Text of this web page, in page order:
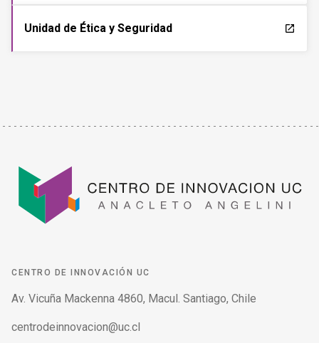
Unidad de Ética y Seguridad launch
CENTRO DE INNOVACIÓN UC
Av. Vicuña Mackenna 4860, Macul. Santiago, Chile
centrodeinnovacion@uc.cl